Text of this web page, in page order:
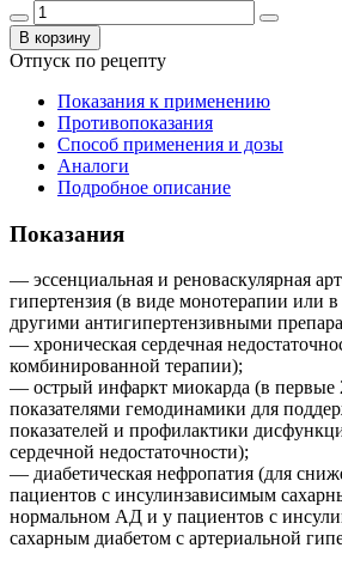
В корзину
Отпуск по рецепту
Показания к применению
Противопоказания
Способ применения и дозы
Аналоги
Подробное описание
Показания
— эссенциальная и реноваскулярная
гипертензия (в виде монотерапии или
другими антигипертензивными
— хроническая сердечная
комбинированной терапии);
— острый инфаркт миокарда (в первые
показателями гемодинамики для
показателей и профилактики
сердечной недостаточности);
— диабетическая нефропатия (для
пациентов с инсулинзависимым
нормальном АД и у пациентов с
сахарным диабетом с артериальной